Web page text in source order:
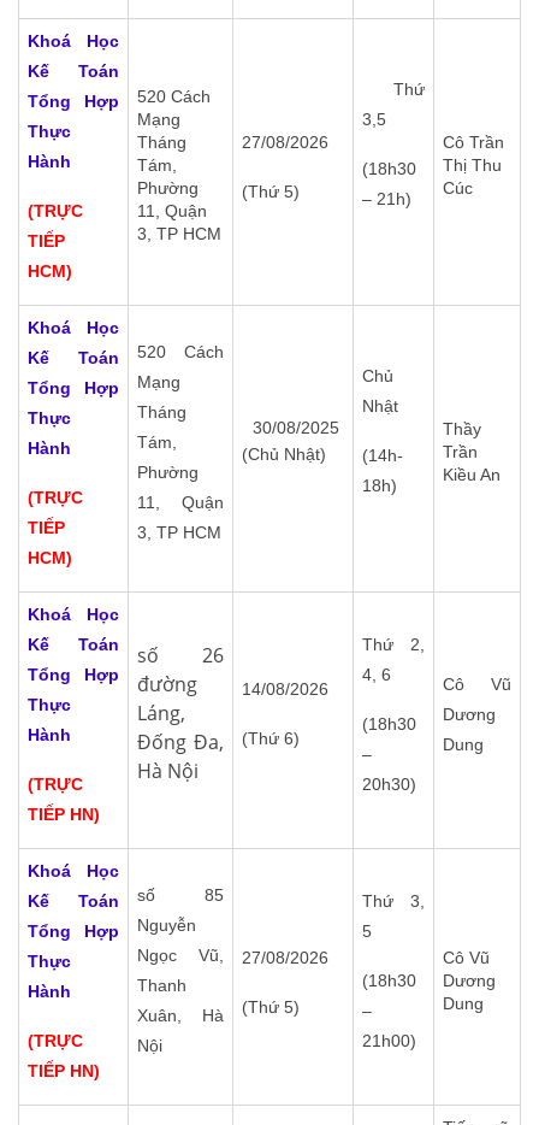
Khoá Học
Kế Toán
Tổng Hợp
Thực
Hành
(TRỰC
TIẾP
HCM)
520 Cách
Mạng
Tháng
Tám,
Phường
11, Quận
3, TP HCM
27/08/2026
(Thứ 5)
Thứ
3,5
(18h30
– 21h)
Cô Trần
Thị Thu
Cúc
Khoá Học
Kế Toán
Tổng Hợp
Thực
Hành
(TRỰC
TIẾP
HCM)
520 Cách
Mạng
Tháng
Tám,
Phường
11, Quận
3, TP HCM
30/08/2025
(Chủ Nhật)
Chủ
Nhật
(14h-
18h)
Thầy
Trần
Kiều An
Khoá Học
Kế Toán
Tổng Hợp
Thực
Hành
(TRỰC
TIẾP HN)
số 26
đường
Láng,
Đống Đa,
Hà Nội
14/08/2026
(Thứ 6)
Thứ 2,
4, 6
(18h30
–
20h30)
Cô Vũ
Dương
Dung
Khoá Học
Kế Toán
Tổng Hợp
Thực
Hành
(TRỰC
TIẾP HN)
số 85
Nguyễn
Ngọc Vũ,
Thanh
Xuân, Hà
Nội
27/08/2026
(Thứ 5)
Thứ 3,
5
(18h30
–
21h00)
Cô Vũ
Dương
Dung